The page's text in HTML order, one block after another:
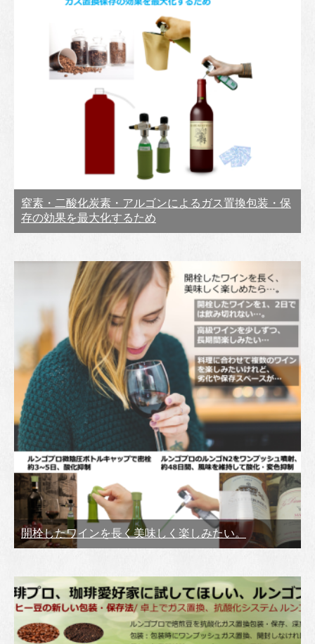
窒素・二酸化炭素・アルゴンによるガス置換包装・保
存の効果を最大化するため
開栓したワインを長く美味しく楽しみたい。